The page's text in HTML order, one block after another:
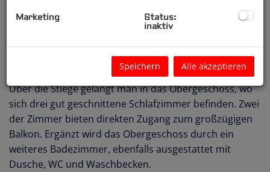
sämtlichen Geräten ausgestattet ist und den zentralen
Mittelpunkt des Hauses bildet. Von hier aus besteht
Über die Stiege gelangt man in das Obergeschoss, wo
sich drei gut geschnittene Schlafzimmer befinden. Zwei
der Zimmer bieten direkten Zugang zum großzügigen
Balkon. Ergänzt wird das Obergeschoss durch ein
weiteres Badezimmer, ebenfalls ausgestattet mit
Dusche, WC und Waschbecken.
Marketing
Status:
inaktiv
Speichern Alle akzeptieren